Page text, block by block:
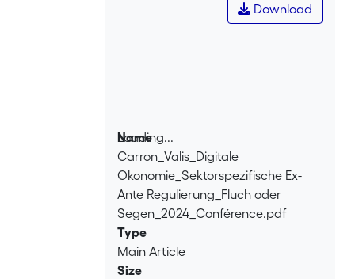
Loading...
Loading...
Download
Name
Carron_Valis_Digitale
Okonomie_Sektorspezifische Ex-
Ante Regulierung_Fluch oder
Segen_2024_Conférence.pdf
Type
Main Article
Size